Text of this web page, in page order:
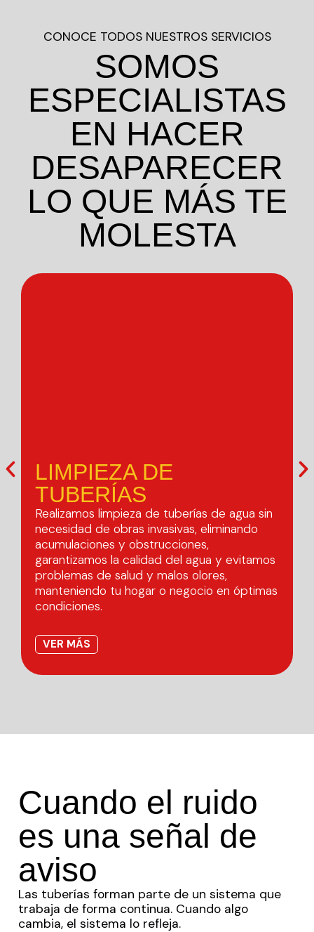
CONOCE TODOS NUESTROS SERVICIOS
SOMOS
ESPECIALISTAS
EN HACER
DESAPARECER
LO QUE MÁS TE
MOLESTA
LIMPIEZA DE
TUBERÍAS
Realizamos limpieza de tuberías de agua sin
necesidad de obras invasivas, eliminando
acumulaciones y obstrucciones,
garantizamos la calidad del agua y evitamos
problemas de salud y malos olores,
manteniendo tu hogar o negocio en óptimas
condiciones.
VER MÁS
Cuando el ruido
es una señal de
aviso
Las tuberías forman parte de un sistema que
trabaja de forma continua. Cuando algo
cambia, el sistema lo refleja.